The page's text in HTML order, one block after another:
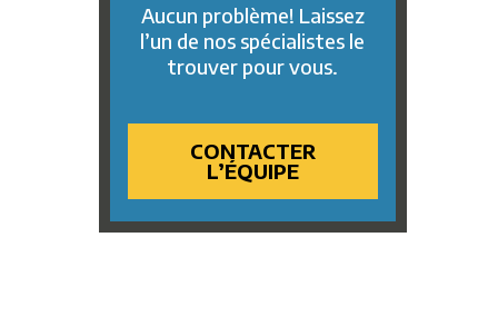
Aucun problème! Laissez
l’un de nos spécialistes le
trouver pour vous.
CONTACTER
L’ÉQUIPE